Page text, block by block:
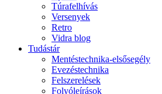
Túrafelhívás
Versenyek
Retro
Vidra blog
Tudástár
Mentéstechnika-elsősegély
Evezéstechnika
Felszerelések
Folyóleírások